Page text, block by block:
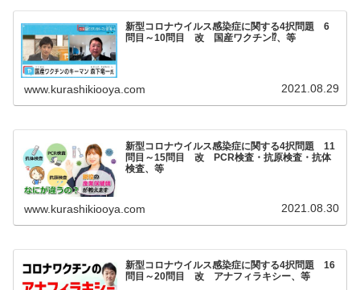
新型コロナウイルス感染症に関する4択問題 6
問目～10問目 改 国産ワクチン⁉、等
www.kurashikiooya.com 2021.08.29
新型コロナウイルス感染症に関する4択問題 11
問目～15問目 改 PCR検査・抗原検査・抗体
検査、等
www.kurashikiooya.com 2021.08.30
新型コロナウイルス感染症に関する4択問題 16
問目～20問目 改 アナフィラキシー、等